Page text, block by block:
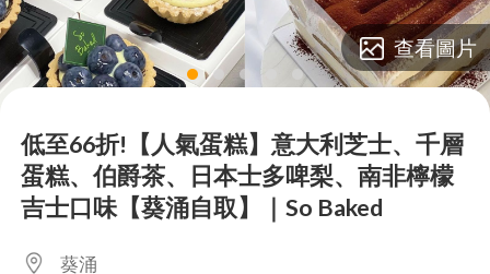
lens lens lens lens
查看圖片
低至66折!【人氣蛋糕】意大利芝士、千層
蛋糕、伯爵茶、日本士多啤梨、南非檸檬
吉士口味【葵涌自取】｜So Baked
葵涌